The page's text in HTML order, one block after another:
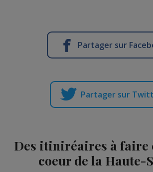
Partager sur
Partager sur
Des itiniréaires à faire
coeur de la Haute-